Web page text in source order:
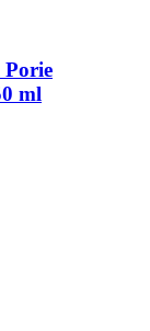
ml